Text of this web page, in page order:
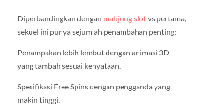
Diperbandingkan dengan mahjong slotvs pertama,
sekuel ini punya sejumlah penambahan penting:
Penampakan lebih lembut dengan animasi 3D
yang tambah sesuai kenyataan.
Spesifikasi Free Spins dengan pengganda yang
makin tinggi.